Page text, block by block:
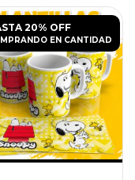
20% OFF
EN CANTIDAD